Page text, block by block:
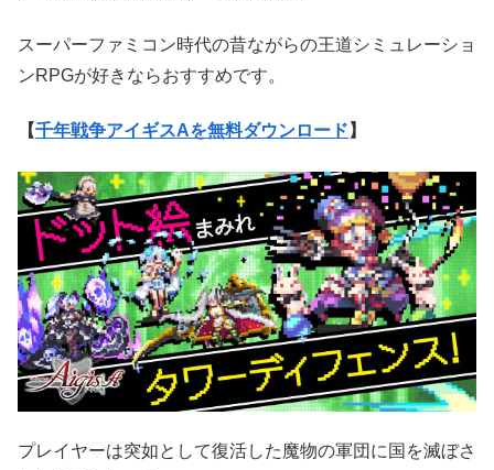
スーパーファミコン時代の昔ながらの王道シミュレーショ
ンRPGが好きならおすすめです。
【千年戦争アイギスAを無料ダウンロード 】
プレイヤーは突如として復活した魔物の軍団に国を滅ぼさ